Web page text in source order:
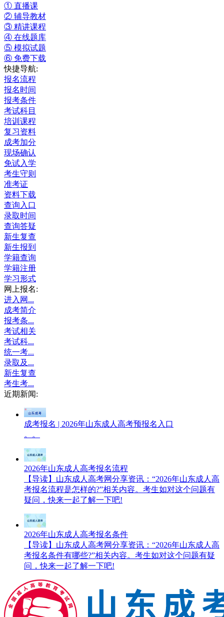
① 直播课
② 辅导教材
③ 精讲课程
④ 在线题库
⑤ 模拟试题
⑥ 免费下载
快捷导航:
报名流程
报名时间
报考条件
考试科目
培训课程
复习资料
成考加分
现场确认
免试入学
考生守则
准考证
资料下载
查询入口
录取时间
查询答疑
新生复查
新生报到
学籍查询
学籍注册
学习形式
网上报名:
进入网...
成考简介
报考条...
考试相关
考试科...
统一考...
录取及...
新生复查
考生考...
近期新闻:
成考报名 | 2026年山东成人高考预报名入口
。。
2026年山东成人高考报名流程
【导读】山东成人高考网分享资讯：“2026年山东成人高
考报名流程是怎样的?”相关内容。考生如对这个问题有
疑问，快来一起了解一下吧!
2026年山东成人高考报名条件
【导读】山东成人高考网分享资讯：“2026年山东成人高
考报名条件有哪些?”相关内容。考生如对这个问题有疑
问，快来一起了解一下吧!